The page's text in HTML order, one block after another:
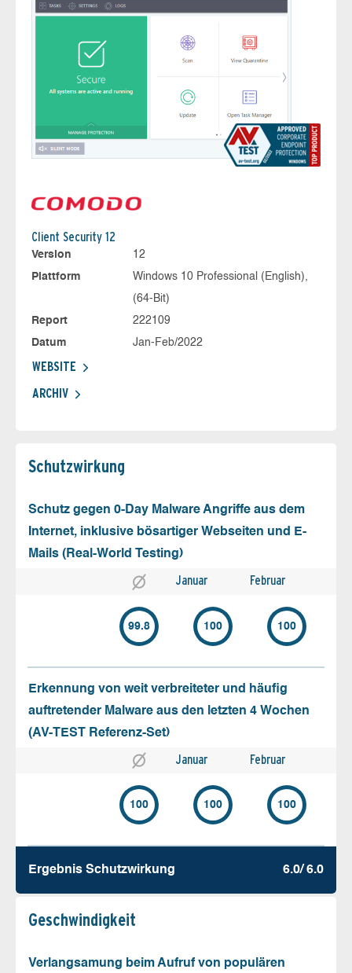
Client Security 12
Version
12
Plattform
Windows 10 Professional (English),
(64-Bit)
Report
222109
Datum
Jan-Feb/2022
WEBSITE
ARCHIV
Schutz­wirkung
Schutz gegen 0-Day Malware Angriffe aus dem
Internet, inklusive bösartiger Webseiten und E-
Mails (Real-World Testing)
Januar Februar
99.8 100 100
Erkennung von weit verbreiteter und häufig
auftretender Malware aus den letzten 4 Wochen
(AV-TEST Referenz-Set)
Januar Februar
100 100 100
Ergebnis Schutz­wirkung 6.0/ 6.0
Geschw­indigkeit
Verlangsamung beim Aufruf von populären